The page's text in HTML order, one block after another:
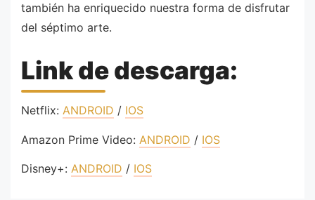
también ha enriquecido nuestra forma de disfrutar
del séptimo arte.
Link de descarga:
Netflix: ANDROID / IOS
Amazon Prime Video: ANDROID / IOS
Disney+: ANDROID / IOS